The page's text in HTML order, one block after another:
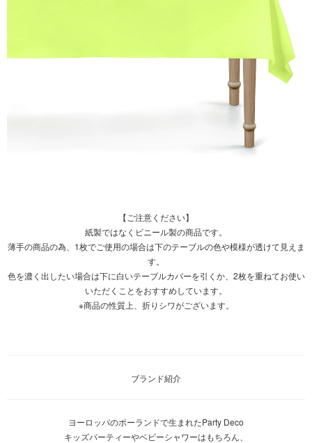
【ご注意ください】
紙製ではなくビニール製の商品です。
薄手の商品の為、1枚でご使用の場合は下のテーブルの色や模様が透けて見えま
す。
色を濃く出したい場合は下に白いテーブルカバーを引くか、2枚を重ねてお使い
いただくことをおすすめしています。
※商品の性質上、折りシワがございます。
ブランド紹介
ヨーロッパのポーランドで生まれたParty Deco
キッズパーティーやベビーシャワーはもちろん、